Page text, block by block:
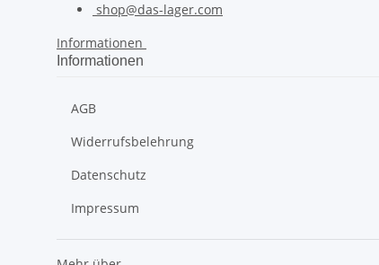
shop@das-lager.com
Informationen
Informationen
AGB
Widerrufsbelehrung
Datenschutz
Impressum